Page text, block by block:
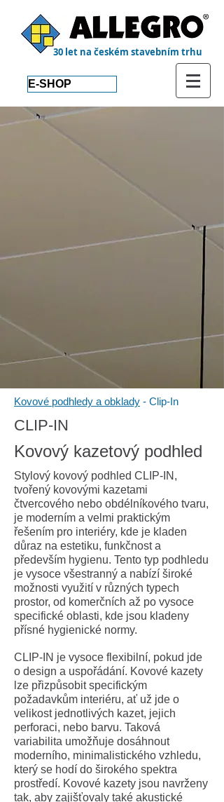
30 let na českém stavebním trhu
E-SHOP
Kovové podhledy a obklady - Clip-In
CLIP-IN
Kovový kazetový podhled
Stylový kovový podhled CLIP-IN,
tvořený kovovými kazetami
čtvercového nebo obdélníkového tvaru,
je moderním a velmi praktickým
řešením pro interiéry, kde je kladen
důraz na estetiku, funkčnost a
především hygienu. Tento typ podhledu
je vysoce všestranný a nabízí široké
možnosti využití v různých typech
prostor, od komerčních až po vysoce
specifické oblasti, kde jsou kladeny
přísné hygienické normy.
CLIP-IN je vysoce flexibilní, pokud jde
o design a uspořádání. Kovové kazety
lze přizpůsobit specifickým
požadavkům interiéru, ať už jde o
velikost jednotlivých kazet, jejich
perforaci, nebo barvu. Taková
variabilita umožňuje dosáhnout
moderního, minimalistického vzhledu,
který se hodí do širokého spektra
prostředí. Kovové kazety jsou navrženy
tak, aby zajišťovaly také akustické